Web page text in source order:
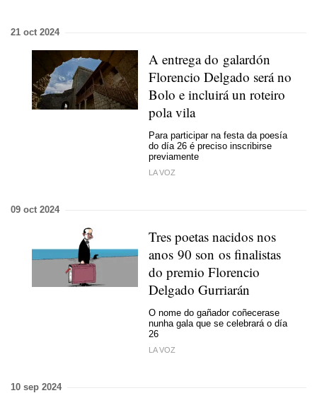
21 oct 2024
A entrega do galardón
Florencio Delgado será no
Bolo e incluirá un roteiro
pola vila
Para participar na festa da poesía
do día 26 é preciso inscribirse
previamente
LA VOZ
09 oct 2024
Tres poetas nacidos nos
anos 90 son os finalistas
do premio Florencio
Delgado Gurriarán
O nome do gañador coñecerase
nunha gala que se celebrará o día
26
LA VOZ
10 sep 2024